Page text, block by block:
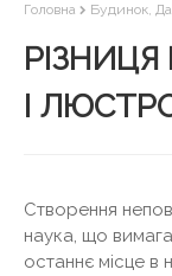
Головна Будинок,
І
Створення
наука, що
останнє місце в